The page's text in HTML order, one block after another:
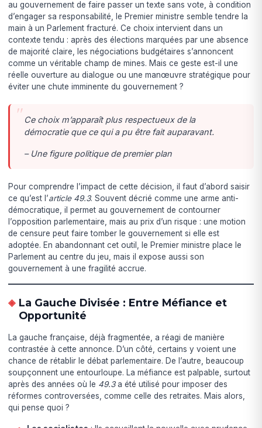
au gouvernement de faire passer un texte sans vote, à condition
d’engager sa responsabilité, le Premier ministre semble tendre la
main à un Parlement fracturé. Ce choix intervient dans un
contexte tendu : après des élections marquées par une absence
de majorité claire, les négociations budgétaires s’annoncent
comme un véritable champ de mines. Mais ce geste est-il une
réelle ouverture au dialogue ou une manœuvre stratégique pour
éviter une chute imminente du gouvernement ?
Ce choix m’apparaît plus respectueux de la
démocratie que ce qui a pu être fait auparavant.
– Une figure politique de premier plan
Pour comprendre l’impact de cette décision, il faut d’abord saisir
ce qu’est l’article 49.3. Souvent décrié comme une arme anti-
démocratique, il permet au gouvernement de contourner
l’opposition parlementaire, mais au prix d’un risque : une motion
de censure peut faire tomber le gouvernement si elle est
adoptée. En abandonnant cet outil, le Premier ministre place le
Parlement au centre du jeu, mais il expose aussi son
gouvernement à une fragilité accrue.
La Gauche Divisée : Entre Méfiance et
Opportunité
La gauche française, déjà fragmentée, a réagi de manière
contrastée à cette annonce. D’un côté, certains y voient une
chance de rétablir le débat parlementaire. De l’autre, beaucoup
soupçonnent une entourloupe. La méfiance est palpable, surtout
après des années où le 49.3a été utilisé pour imposer des
réformes controversées, comme celle des retraites. Mais alors,
qui pense quoi ?